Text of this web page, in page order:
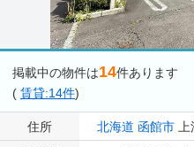
掲載中の物件は14件あります
( 賃貸:14件)
住所 北海道 函館市